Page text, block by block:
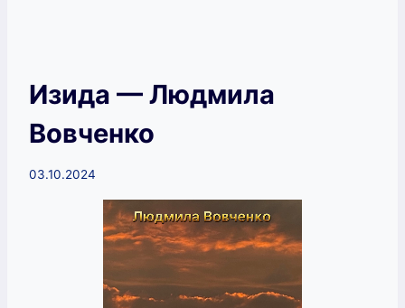
Изида — Людмила
Вовченко
03.10.2024